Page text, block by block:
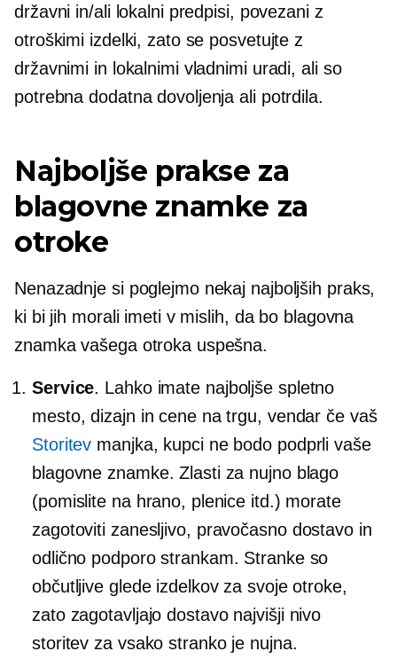
državni in/ali lokalni predpisi, povezani z
otroškimi izdelki, zato se posvetujte z
državnimi in lokalnimi vladnimi uradi, ali so
potrebna dodatna dovoljenja ali potrdila.
Najboljše prakse za
blagovne znamke za
otroke
Nenazadnje si poglejmo nekaj najboljših praks,
ki bi jih morali imeti v mislih, da bo blagovna
znamka vašega otroka uspešna.
Service. Lahko imate najboljše spletno
mesto, dizajn in cene na trgu, vendar če vaš
Storitev manjka, kupci ne bodo podprli vaše
blagovne znamke. Zlasti za nujno blago
(pomislite na hrano, plenice itd.) morate
zagotoviti zanesljivo, pravočasnodostavo in
odlično podporo strankam. Stranke so
občutljive glede izdelkov za svoje otroke,
zato zagotavljajo dostavo najvišji nivo
storitev za vsako stranko je nujna.